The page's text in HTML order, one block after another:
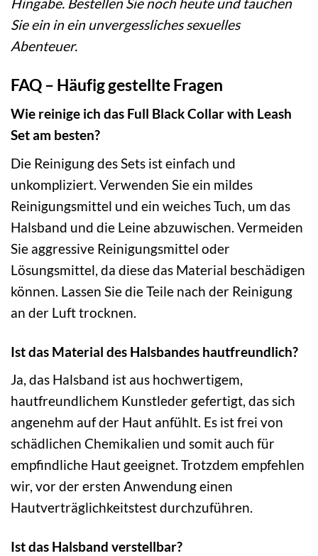
Sie ein in ein unvergessliches sexuelles
Abenteuer.
FAQ – Häufig gestellte Fragen
Wie reinige ich das Full Black Collar with Leash
Set am besten?
Die Reinigung des Sets ist einfach und
unkompliziert. Verwenden Sie ein mildes
Reinigungsmittel und ein weiches Tuch, um das
Halsband und die Leine abzuwischen. Vermeiden
Sie aggressive Reinigungsmittel oder
Lösungsmittel, da diese das Material beschädigen
können. Lassen Sie die Teile nach der Reinigung
an der Luft trocknen.
Ist das Material des Halsbandes hautfreundlich?
Ja, das Halsband ist aus hochwertigem,
hautfreundlichem Kunstleder gefertigt, das sich
angenehm auf der Haut anfühlt. Es ist frei von
schädlichen Chemikalien und somit auch für
empfindliche Haut geeignet. Trotzdem empfehlen
wir, vor der ersten Anwendung einen
Hautverträglichkeitstest durchzuführen.
Ist das Halsband verstellbar?